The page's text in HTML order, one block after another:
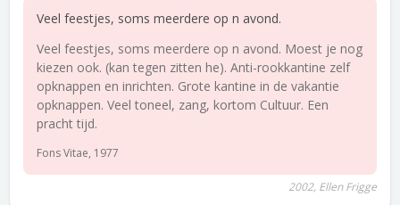
Veel feestjes, soms meerdere op n avond.
Veel feestjes, soms meerdere op n avond. Moest je nog
kiezen ook. (kan tegen zitten he). Anti-rookkantine zelf
opknappen en inrichten. Grote kantine in de vakantie
opknappen. Veel toneel, zang, kortom Cultuur. Een
pracht tijd.
Fons Vitae, 1977
2002, Ellen Frigge